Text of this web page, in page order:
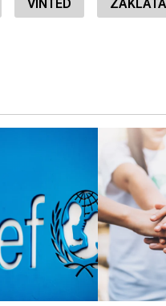
VINTED